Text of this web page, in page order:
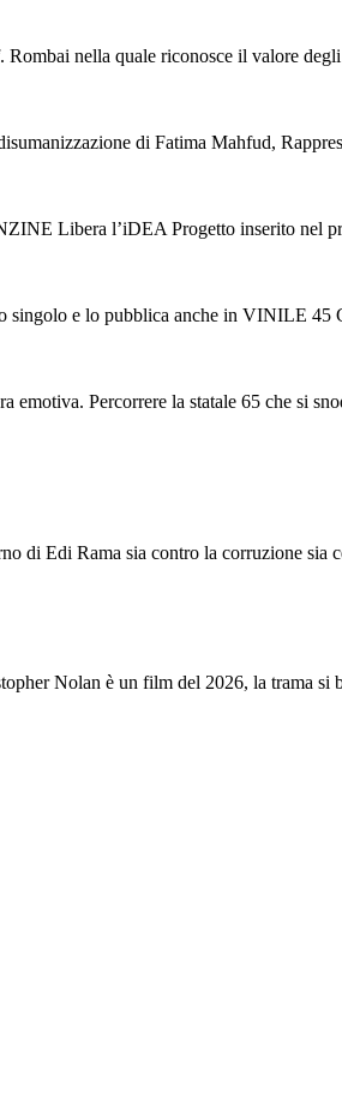
nella quale riconosce il valore
di Fatima Mahfud,
Libera l’iDEA Progetto inserito nel
e lo pubblica anche in VINILE 45
Percorrere la statale 65 che si
di Edi Rama sia contro la corruzione
Nolan è un film del 2026, la trama